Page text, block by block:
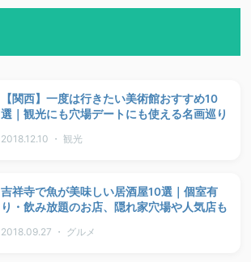
【関西】一度は行きたい美術館おすすめ10
選｜観光にも穴場デートにも使える名画巡り
2018.12.10 ・ 観光
吉祥寺で魚が美味しい居酒屋10選｜個室有
り・飲み放題のお店、隠れ家穴場や人気店も
2018.09.27 ・ グルメ